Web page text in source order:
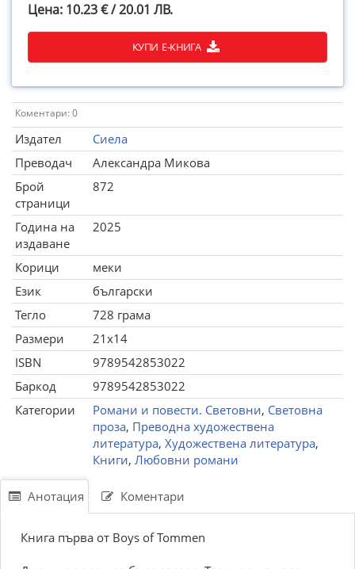
Цена: 10.23 € / 20.01 ЛВ.
КУПИ Е-КНИГА
Коментари: 0
Издател
Сиела
Преводач
Александра Микова
Брой
страници
872
Година на
издаване
2025
Корици
меки
Език
български
Тегло
728 грама
Размери
21x14
ISBN
9789542853022
Баркод
9789542853022
Категории
Романи и повести. Световни, Световна
проза, Преводна художествена
литература, Художествена литература,
Книги, Любовни романи
Анотация Коментари
Книга първа от Boys of Tommen